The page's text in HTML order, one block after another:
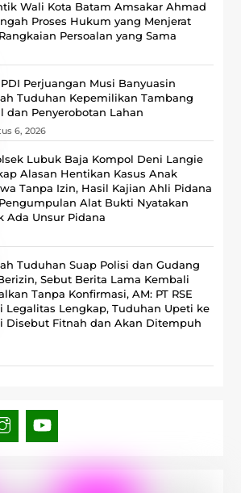
Wali Kota Batam Amsakar Ahmad
Proses Hukum yang Menjerat
Persoalan yang Sama
PDI Perjuangan Musi Banyuasin
Tuduhan Kepemilikan Tambang
dan Penyerobotan Lahan
6, 2026
Lubuk Baja Kompol Deni Langie
Alasan Hentikan Kasus Anak
Tanpa Izin, Hasil Kajian Ahli Pidana
Alat Bukti Nyatakan
Ada Unsur Pidana
Tuduhan Suap Polisi dan Gudang
Sebut Berita Lama Kembali
Tanpa Konfirmasi, ‎AM: PT RSE
Legalitas Lengkap, Tuduhan Upeti ke
Disebut Fitnah dan Akan Ditempuh